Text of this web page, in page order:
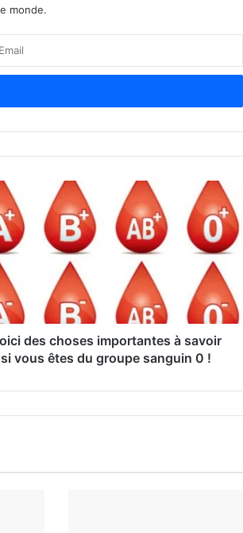
monde.
des choses importantes à savoir
si vous êtes du groupe sanguin 0 !